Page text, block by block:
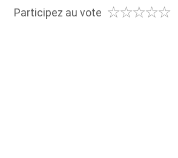
Participez au vote ☆☆☆☆☆
★★★★★